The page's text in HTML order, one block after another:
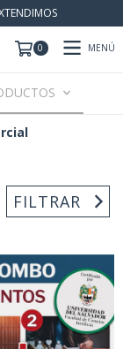
0 MENÚ
FILTRAR